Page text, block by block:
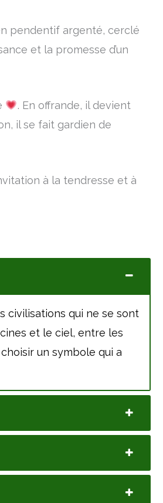
pendentif argenté, cerclé
et la promesse d’un
. En offrande, il devient
il se fait gardien de
à la tendresse et à
civilisations qui ne se sont
et le ciel, entre les
un symbole qui a